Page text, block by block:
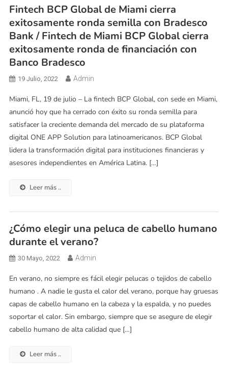
Fintech BCP Global de Miami cierra
exitosamente ronda semilla con Bradesco
Bank / Fintech de Miami BCP Global cierra
exitosamente ronda de financiación con
Banco Bradesco
19 Julio, 2022 Admin
Miami, FL, 19 de julio – La fintech BCP Global, con sede en Miami,
anunció hoy que ha cerrado con éxito su ronda semilla para
satisfacer la creciente demanda del mercado de su plataforma
digital ONE APP Solution para latinoamericanos. BCP Global
lidera la transformación digital para instituciones financieras y
asesores independientes en América Latina. […]
Leer más ..
¿Cómo elegir una peluca de cabello humano
durante el verano?
30 Mayo, 2022 Admin
En verano, no siempre es fácil elegir pelucas o tejidos de cabello
humano . A nadie le gusta el calor del verano, porque hay gruesas
capas de cabello humano en la cabeza y la espalda, y no puedes
soportar el calor. Sin embargo, siempre que se asegure de elegir
cabello humano de alta calidad que […]
Leer más ..